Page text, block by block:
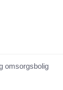
omsorgsbolig